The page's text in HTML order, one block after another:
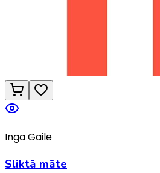
Inga Gaile
Sliktā māte